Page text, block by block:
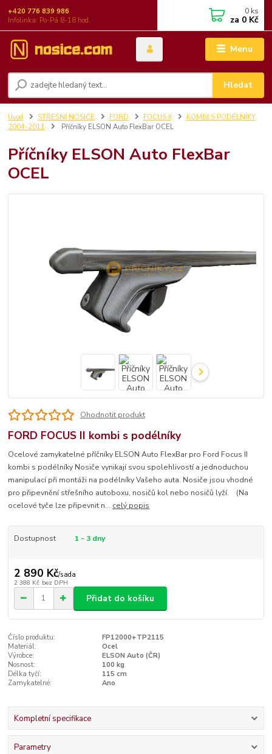
Menu
Hledat
+420 776 839 986
Infolinka: Po-Pá 8-18 hod.
0 ks
za 0 Kč
Úvod STŘEŠNÍ NOSIČE FORD FOCUS II
KOMBI S PODÉLNÍKY
2004-2011
Příčníky ELSON Auto FlexBar OCEL
Příčníky ELSON Auto FlexBar
OCEL
Ohodnotit produkt
FORD FOCUS II kombi s podélníky
Ocelové zamykatelné příčníky ELSON Auto FlexBar pro Ford Focus II
kombi s podélníky Nosiče vynikají svou spolehlivostí a jednoduchou
manipulací při montáži na podélníky Vašeho auta. Nosiče jsou vhodné
pro připevnění střešního autoboxu, nosičů kol nebo nosičů lyží. (Na
ocelové tyče lze připevnit n... celý popis
Dostupnost 1 - 3 dny
2 890 Kč/sada
2 388 Kč bez DPH
Přidat do košíku
Číslo produktu:
FP12000+TP2115
Materiál:
Ocel
Výrobce:
ELSON Auto (ČR)
Nosnost:
100 kg
Délka tyčí:
115 cm
Zamykatelné:
Ano
Kompletní specifikace
Parametry